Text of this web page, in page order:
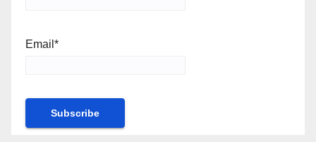
Email*